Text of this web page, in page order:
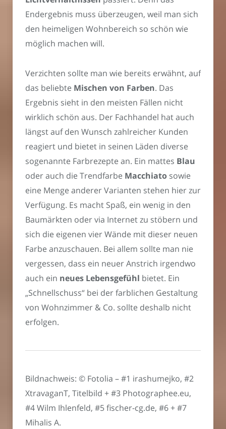
Endergebnis muss überzeugen, weil man sich
den heimeligen Wohnbereich so schön wie
möglich machen will.
Verzichten sollte man wie bereits erwähnt, auf
das beliebte Mischen von Farben. Das
Ergebnis sieht in den meisten Fällen nicht
wirklich schön aus. Der Fachhandel hat auch
längst auf den Wunsch zahlreicher Kunden
reagiert und bietet in seinen Läden diverse
sogenannte Farbrezepte an. Ein mattes Blau
oder auch die Trendfarbe Macchiato sowie
eine Menge anderer Varianten stehen hier zur
Verfügung. Es macht Spaß, ein wenig in den
Baumärkten oder via Internet zu stöbern und
sich die eigenen vier Wände mit dieser neuen
Farbe anzuschauen. Bei allem sollte man nie
vergessen, dass ein neuer Anstrich irgendwo
auch ein neues Lebensgefühl bietet. Ein
„Schnellschuss“ bei der farblichen Gestaltung
von Wohnzimmer & Co. sollte deshalb nicht
erfolgen.
Bildnachweis: © Fotolia – #1 irashumejko, #2
XtravaganT, Titelbild + #3 Photographee.eu,
#4 Wilm Ihlenfeld, #5 fischer-cg.de, #6 + #7
Mihalis A.